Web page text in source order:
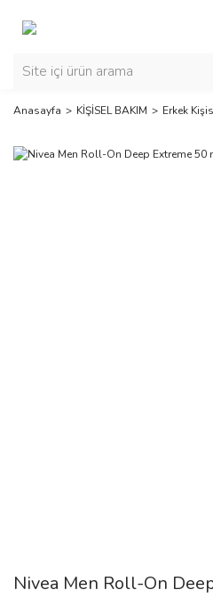
Anasayfa KİŞİSEL BAKIM Erkek
Nivea Men Roll-On